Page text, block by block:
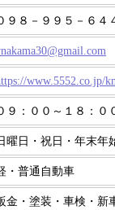
９８－９９５－６４
www.5552.co.jp/
９：００～１８：０
曜日・祝日・年末年
・普通自動車
金・塗装・車検・新